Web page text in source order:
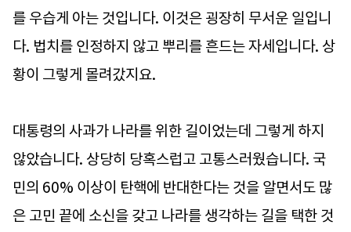
를 우습게 아는 것입니다. 이것은 굉장히 무서운 일입니
다. 법치를 인정하지 않고 뿌리를 흔드는 자세입니다. 상
황이 그렇게 몰려갔지요.
대통령의 사과가 나라를 위한 길이었는데 그렇게 하지
않았습니다. 상당히 당혹스럽고 고통스러웠습니다. 국
민의 60% 이상이 탄핵에 반대한다는 것을 알면서도 많
은 고민 끝에 소신을 갖고 나라를 생각하는 길을 택한 것